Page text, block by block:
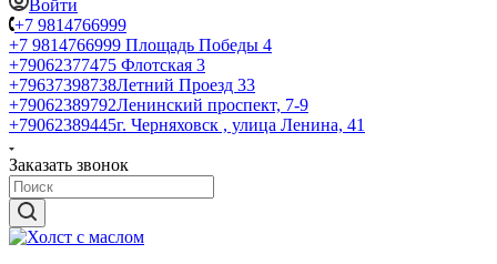
Войти
+7 9814766999
+7 9814766999 Площадь Победы 4
+79062377475 Флотская 3
+79637398738Летний Проезд 33
+79062389792Ленинский проспект, 7-9
+79062389445г. Черняховск , улица Ленина, 41
Заказать звонок